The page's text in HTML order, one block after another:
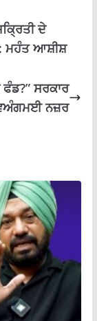
ਦੇ
ਮਹੰਤ ਆਸ਼ੀਸ਼
ਸਰਕਾਰ
ਨਜ਼ਰ